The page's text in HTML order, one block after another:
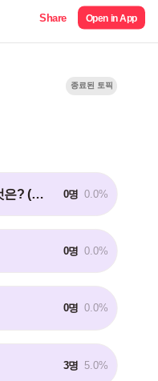
Share Open in App
종료된 토픽
예나의 별명이 아닌 것은? (난이도:쉬움) 0명 0.0%
0명 0.0%
0명 0.0%
3명 5.0%